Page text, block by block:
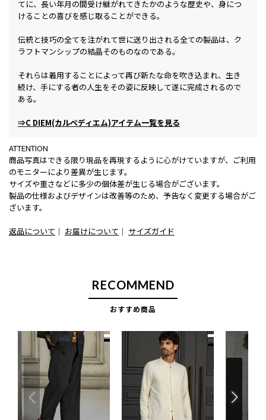
てに、長い年月の間受け継がれてきたかのような歴史や、身につ
けることの喜びを感じ取ることができる。
伝統と技巧の全てを注がれて世に送り出される全ての製品は、ク
ラフトマンシップの結晶そのものなのである。
それらは着用することによって再び新たな命を吹き込まれ、生き
続け、手にする者の人生をその姿に反映して遂に完成されるので
ある。
⇒C DIEM(カルペディエム)アイテム一覧を見る
ATTENTION
商品写真はできる限り現品を再現するように心がけていますが、ご利用
のモニターにより差異が生じます。
サイズや重さなどに多少の個体差が生じる場合がございます。
製品の仕様およびデザインは改善等のため、予告なく変更する場合がご
ざいます。
返品について ｜ お届けについて ｜ サイズガイド
RECOMMEND
おすすめ商品